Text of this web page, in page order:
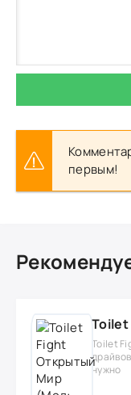
первым!
Toilet
нужно